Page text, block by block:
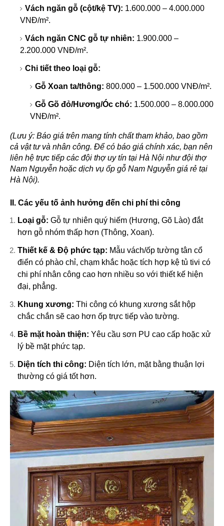
Vách ngăn gỗ (cột/kệ TV): 1.600.000 – 4.000.000
VNĐ/m².
Vách ngăn CNC gỗ tự nhiên: 1.900.000 –
2.200.000 VNĐ/m².
Chi tiết theo loại gỗ:
Gỗ Xoan ta/thông: 800.000 – 1.500.000 VNĐ/m².
Gỗ Gõ đỏ/Hương/Óc chó: 1.500.000 – 8.000.000
VNĐ/m².
(Lưu ý: Báo giá trên mang tính chất tham khảo, bao gồm
cả vật tư và nhân công. Để có báo giá chính xác, bạn nên
liên hệ trực tiếp các đội thợ uy tín tại Hà Nội nhưđội thợ
Nam Nguyễn hoặc dịch vụ ốp gỗ Nam Nguyễn giá rẻ tại
Hà Nội).
II. Các yếu tố ảnh hưởng đến chi phí thi công
Loại gỗ: Gỗ tự nhiên quý hiếm (Hương, Gõ Lào) đắt
hơn gỗ nhóm thấp hơn (Thông, Xoan).
Thiết kế & Độ phức tạp: Mẫu vách/ốp tường tân cổ
điển có phào chỉ, chạm khắc hoặc tích hợp kệ tủ tivi có
chi phí nhân công cao hơn nhiều so với thiết kế hiện
đại, phẳng.
Khung xương: Thi công có khung xương sắt hộp
chắc chắn sẽ cao hơn ốp trực tiếp vào tường.
Bề mặt hoàn thiện: Yêu cầu sơn PU cao cấp hoặc xử
lý bề mặt phức tạp.
Diện tích thi công: Diện tích lớn, mặt bằng thuận lợi
thường có giá tốt hơn.